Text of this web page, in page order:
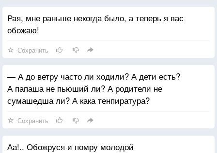
Рая, мне раньше некогда было, а теперь я вас
обожаю!
Сохранить
— А до ветру часто ли ходили? А дети есть?
А папаша не пьюший ли? А родители не
сумашедша ли? А кака тенпиратура?
Сохранить
Аа!.. Обожруся и помру молодой